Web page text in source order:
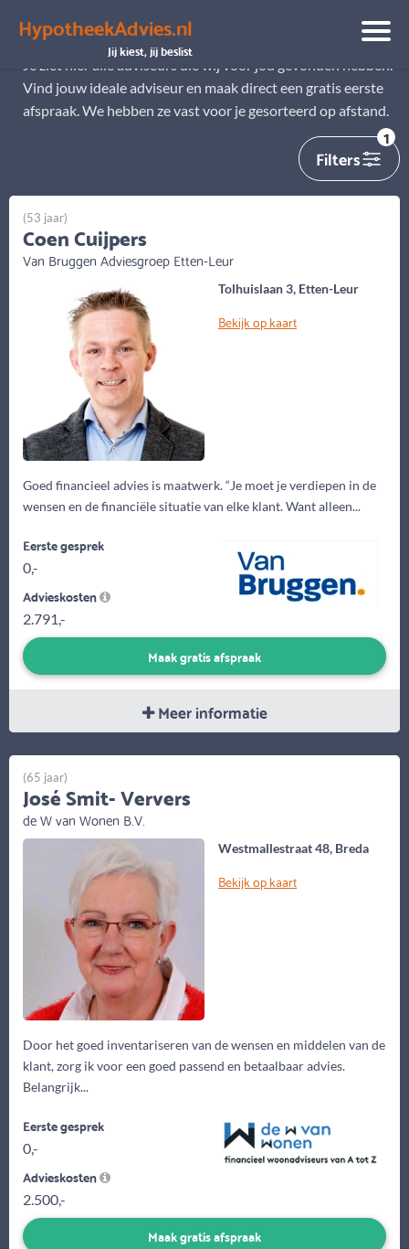
HypotheekAdvies.nl
Jij kiest, jij beslist
Alle adviseurs
Je ziet hier alle adviseurs die wij voor jou gevonden hebben.
Vind jouw ideale adviseur en maak direct een gratis eerste
afspraak. We hebben ze vast voor je gesorteerd op afstand.
Filters
1
Tolhuislaan 3, Etten-Leur
Bekijk op kaart
Goed financieel advies is maatwerk. “Je moet je verdiepen in de
wensen en de financiële situatie van elke klant. Want alleen...
(53 jaar)
Coen Cuijpers
Van Bruggen Adviesgroep Etten-Leur
Eerste gesprek
0,-
Advieskosten
2.791,-
Maak gratis afspraak
Meer informatie
Westmallestraat 48, Breda
Bekijk op kaart
Door het goed inventariseren van de wensen en middelen van de
klant, zorg ik voor een goed passend en betaalbaar advies.
Belangrijk...
(65 jaar)
José Smit- Ververs
de W van Wonen B.V.
Eerste gesprek
0,-
Advieskosten
2.500,-
Maak gratis afspraak